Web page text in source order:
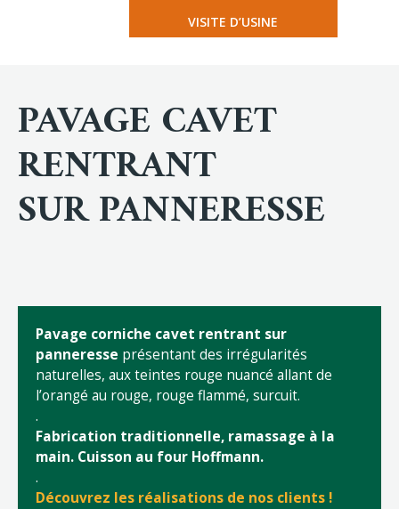
VISITE D’USINE
PAVAGE CAVET
RENTRANT
SUR PANNERESSE
Pavage corniche cavet rentrant sur
panneresse présentant des irrégularités
naturelles, aux teintes rouge nuancé allant de
l’orangé au rouge, rouge flammé, surcuit.
.
Fabrication traditionnelle, ramassage à la
main. Cuisson au four Hoffmann.
.
Découvrez les réalisations de nos clients !